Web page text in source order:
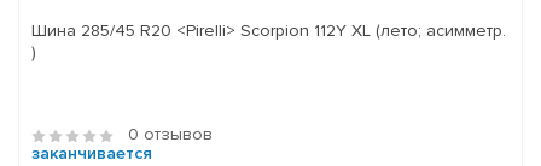
Шина 285/45 R20 <Pirelli> Scorpion 112Y XL (лето; асимметр.
)
0 отзывов
заканчивается